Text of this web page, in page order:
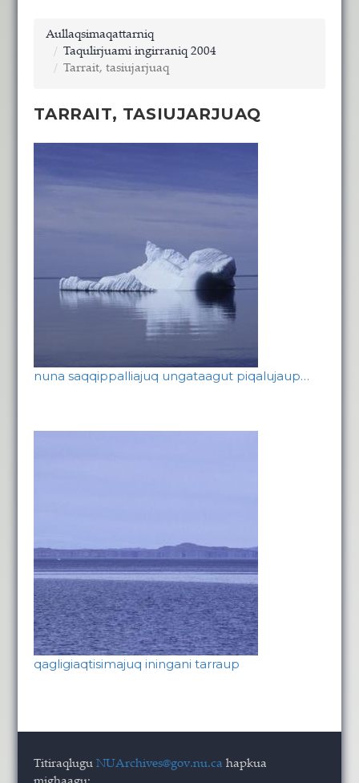
Aullaqsimaqattarniq
Taqulirjuami ingirraniq 2004
Tarrait, tasiujarjuaq
TARRAIT, TASIUJARJUAQ
nuna saqqippalliajuq ungataagut piqalujaup…
qagligiaqtisimajuq iningani tarraup
TitiraqluguNUArchives@gov.nu.ca hapkua